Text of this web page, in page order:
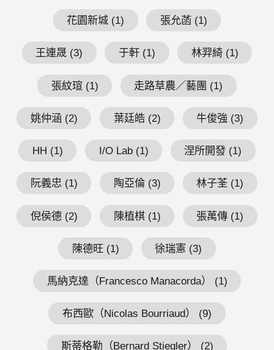
花園新城 (1) 張允菡 (1)
王連晟 (3) 于軒 (1) 林羿綺 (1)
張紋瑄 (1) 走路草農／藝團 (1)
姚仲涵 (2) 葉廷皓 (2) 牛俊強 (3)
HH (1) I/O Lab (1) 涅所開發 (1)
阮義忠 (1) 陶亞倫 (3) 林子荃 (1)
倪侯德 (2) 陳植棋 (1) 張萬傳 (1)
陳德旺 (1) 徐瑞憲 (3)
馬納克達（Francesco Manacorda） (1)
布西歐（Nicolas Bourriaud） (9)
斯蒂格勒（Bernard Stiegler） (2)